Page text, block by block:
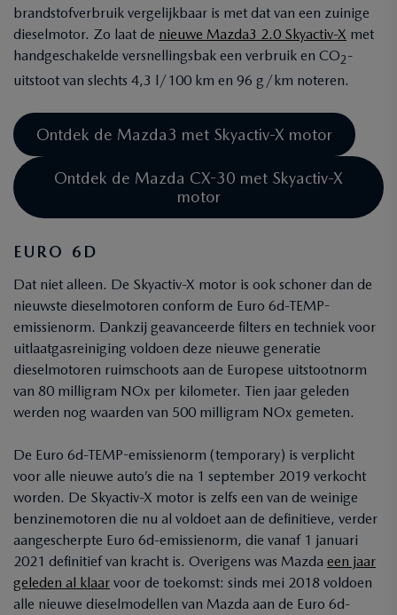
brandstofverbruik vergelijkbaar is met dat van een zuinige
dieselmotor. Zo laat de nieuwe Mazda3 2.0 Skyactiv-X met
handgeschakelde versnellingsbak een verbruik en CO2-
uitstoot van slechts 4,3 l/100 km en 96 g/km noteren.
Ontdek de Mazda3 met Skyactiv-X motor
Ontdek de Mazda CX-30 met Skyactiv-X
motor
EURO 6D
Dat niet alleen. De Skyactiv-X motor is ook schoner dan de
nieuwste dieselmotoren conform de Euro 6d-TEMP-
emissienorm. Dankzij geavanceerde filters en techniek voor
uitlaatgasreiniging voldoen deze nieuwe generatie
dieselmotoren ruimschoots aan de Europese uitstootnorm
van 80 milligram NOx per kilometer. Tien jaar geleden
werden nog waarden van 500 milligram NOx gemeten.
De Euro 6d-TEMP-emissienorm (temporary) is verplicht
voor alle nieuwe auto’s die na 1 september 2019 verkocht
worden. De Skyactiv-X motor is zelfs een van de weinige
benzinemotoren die nu al voldoet aan de definitieve, verder
aangescherpte Euro 6d-emissienorm, die vanaf 1 januari
2021 definitief van kracht is. Overigens was Mazda een jaar
geleden al klaar voor de toekomst: sinds mei 2018 voldoen
alle nieuwe dieselmodellen van Mazda aan de Euro 6d-